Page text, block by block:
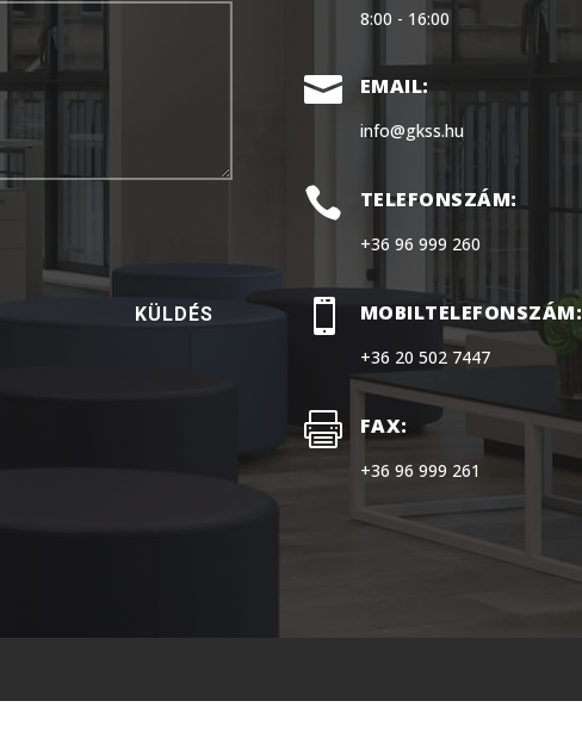
KÜLDÉS
8:00 - 16:00
 EMAIL:
info@gkss.hu
 TELEFONSZÁM:
+36 96 999 260
 MOBILTELEFONSZÁM:
+36 20 502 7447
 FAX:
+36 96 999 261